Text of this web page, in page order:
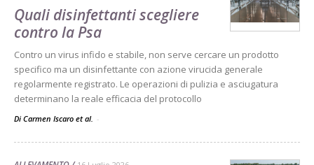
Quali disinfettanti scegliere
contro la Psa
Contro un virus infido e stabile, non serve cercare un prodotto
specifico ma un disinfettante con azione virucida generale
regolarmente registrato. Le operazioni di pulizia e asciugatura
determinano la reale efficacia del protocollo
Di Carmen Iscaro et al. -